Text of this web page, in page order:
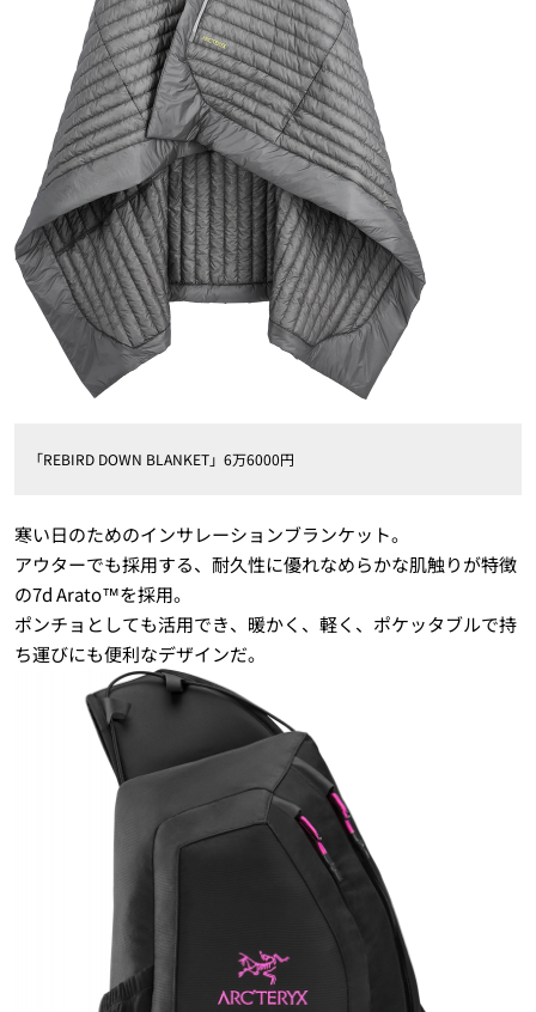
「REBIRD DOWN BLANKET」6万6000円
寒い日のためのインサレーションブランケット。
アウターでも採用する、耐久性に優れなめらかな肌触りが特徴
の7d Arato™を採用。
ポンチョとしても活用でき、暖かく、軽く、ポケッタブルで持
ち運びにも便利なデザインだ。